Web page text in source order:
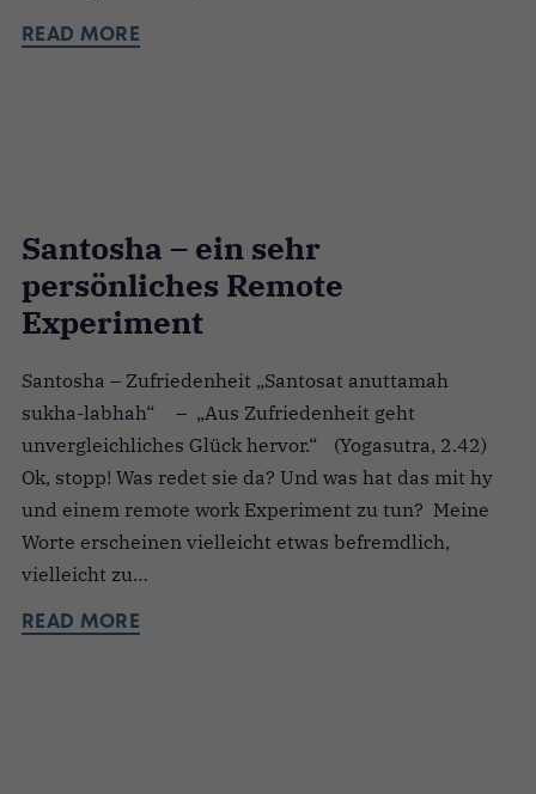
READ MORE
Santosha – ein sehr
persönliches Remote
Experiment
Santosha – Zufriedenheit „Santosat anuttamah
sukha-labhah“ – „Aus Zufriedenheit geht
unvergleichliches Glück hervor.“ (Yogasutra, 2.42)
Ok, stopp! Was redet sie da? Und was hat das mit hy
und einem remote work Experiment zu tun? Meine
Worte erscheinen vielleicht etwas befremdlich,
vielleicht zu…
READ MORE